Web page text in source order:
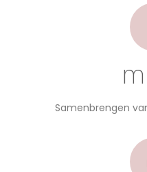
Samenbrengen